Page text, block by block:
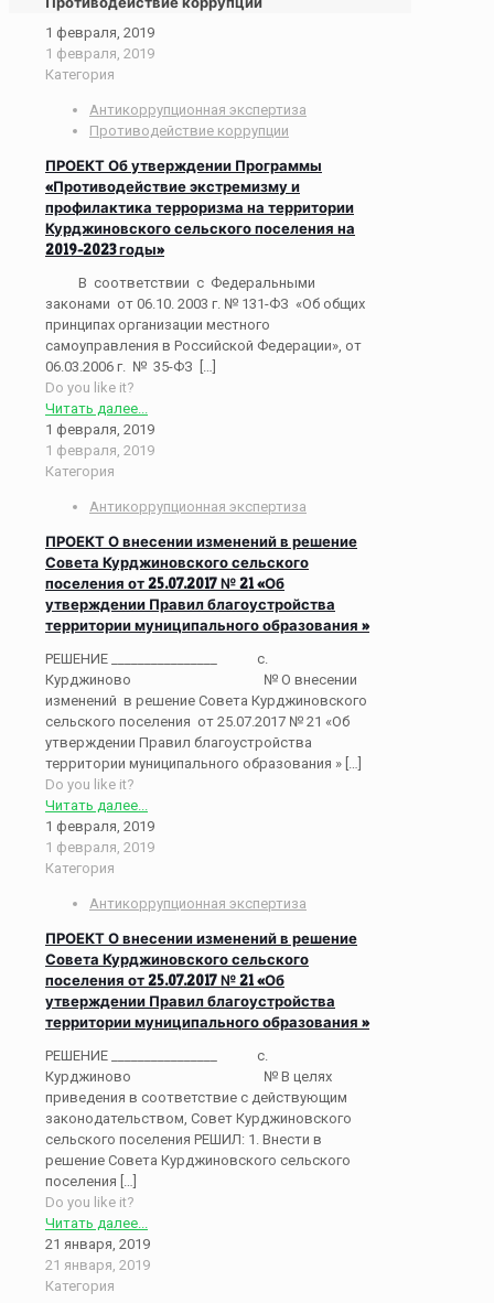
1 февраля, 2019
1 февраля, 2019
Категория
Антикоррупционная экспертиза
Противодействие коррупции
ПРОЕКТ Об утверждении Программы
«Противодействие экстремизму и
профилактика терроризма на территории
Курджиновского сельского поселения на
2019-2023 годы»
В соответствии с Федеральными
законами от 06.10. 2003 г. № 131-ФЗ «Об общих
принципах организации местного
самоуправления в Российской Федерации», от
06.03.2006 г. № 35-ФЗ
[…]
Do you like it?
Читать далее...
1 февраля, 2019
1 февраля, 2019
Категория
Антикоррупционная экспертиза
ПРОЕКТ О внесении изменений в решение
Совета Курджиновского сельского
поселения от 25.07.2017 № 21 «Об
утверждении Правил благоустройства
территории муниципального образования »
РЕШЕНИЕ ________________ с.
Курджиново № О внесении
изменений в решение Совета Курджиновского
сельского поселения от 25.07.2017 № 21 «Об
утверждении Правил благоустройства
территории муниципального образования »
Do you like it?
Читать далее...
1 февраля, 2019
1 февраля, 2019
Категория
Антикоррупционная экспертиза
ПРОЕКТ О внесении изменений в решение
Совета Курджиновского сельского
поселения от 25.07.2017 № 21 «Об
утверждении Правил благоустройства
территории муниципального образования »
РЕШЕНИЕ ________________ с.
Курджиново № В целях
приведения в соответствие с действующим
законодательством, Совет Курджиновского
сельского поселения РЕШИЛ: 1. Внести в
решение Совета Курджиновского сельского
поселения
Do you like it?
Читать далее...
21 января, 2019
21 января, 2019
Категория